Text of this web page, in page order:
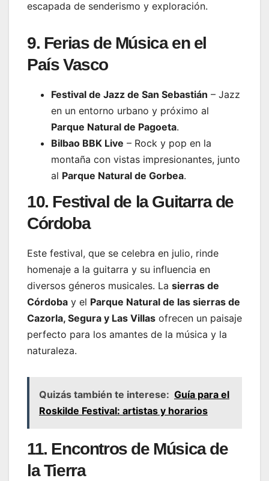
escapada de senderismo y exploración.
9. Ferias de Música en el
País Vasco
Festival de Jazz de San Sebastián – Jazz
en un entorno urbano y próximo al
Parque Natural de Pagoeta.
Bilbao BBK Live – Rock y pop en la
montaña con vistas impresionantes, junto
al Parque Natural de Gorbea.
10. Festival de la Guitarra de
Córdoba
Este festival, que se celebra en julio, rinde
homenaje a la guitarra y su influencia en
diversos géneros musicales. La sierras de
Córdoba y el Parque Natural de las sierras de
Cazorla, Segura y Las Villas ofrecen un paisaje
perfecto para los amantes de la música y la
naturaleza.
Quizás también te interese: Guía para el
Roskilde Festival: artistas y horarios
11. Encontros de Música de
la Tierra